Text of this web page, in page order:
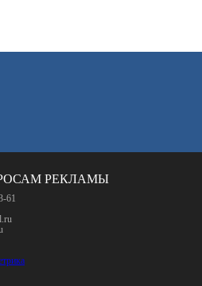
РЕКЛАМЫ
61